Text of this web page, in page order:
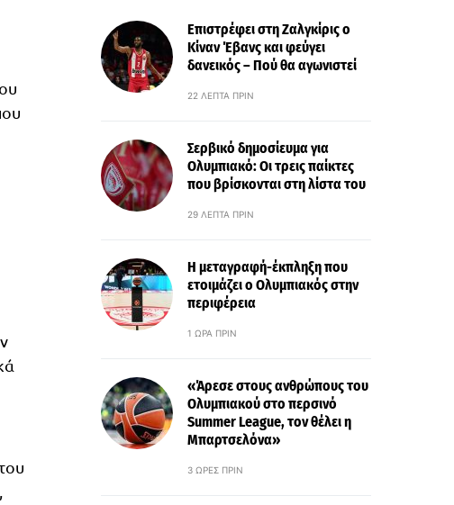
Επιστρέφει στη Ζαλγκίρις ο
Κίναν Έβανς και φεύγει
δανεικός – Πού θα αγωνιστεί
22 ΛΕΠΤΆ ΠΡΙΝ
Σερβικό δημοσίευμα για
Ολυμπιακό: Οι τρεις παίκτες
που βρίσκονται στη λίστα του
29 ΛΕΠΤΆ ΠΡΙΝ
Η μεταγραφή-έκπληξη που
ετοιμάζει ο Ολυμπιακός στην
περιφέρεια
1 ΏΡΑ ΠΡΙΝ
«Άρεσε στους ανθρώπους του
Ολυμπιακού στο περσινό
Summer League, τον θέλει η
Μπαρτσελόνα»
3 ΏΡΕΣ ΠΡΙΝ